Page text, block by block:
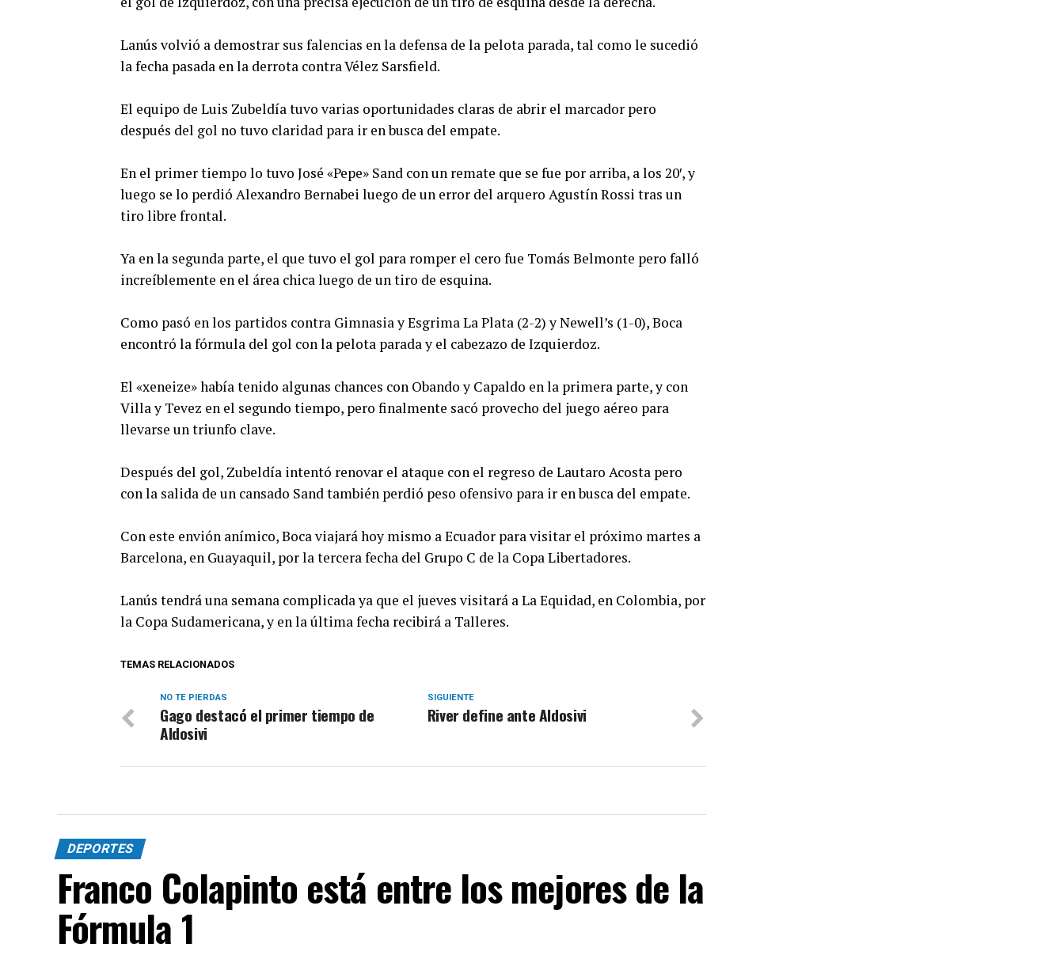
Lanús volvió a demostrar sus falencias en la defensa de la pelota parada, tal como le sucedió
la fecha pasada en la derrota contra Vélez Sarsfield.
El equipo de Luis Zubeldía tuvo varias oportunidades claras de abrir el marcador pero
después del gol no tuvo claridad para ir en busca del empate.
En el primer tiempo lo tuvo José «Pepe» Sand con un remate que se fue por arriba, a los 20′, y
luego se lo perdió Alexandro Bernabei luego de un error del arquero Agustín Rossi tras un
tiro libre frontal.
Ya en la segunda parte, el que tuvo el gol para romper el cero fue Tomás Belmonte pero falló
increíblemente en el área chica luego de un tiro de esquina.
Como pasó en los partidos contra Gimnasia y Esgrima La Plata (2-2) y Newell’s (1-0), Boca
encontró la fórmula del gol con la pelota parada y el cabezazo de Izquierdoz.
El «xeneize» había tenido algunas chances con Obando y Capaldo en la primera parte, y con
Villa y Tevez en el segundo tiempo, pero finalmente sacó provecho del juego aéreo para
llevarse un triunfo clave.
Después del gol, Zubeldía intentó renovar el ataque con el regreso de Lautaro Acosta pero
con la salida de un cansado Sand también perdió peso ofensivo para ir en busca del empate.
Con este envión anímico, Boca viajará hoy mismo a Ecuador para visitar el próximo martes a
Barcelona, en Guayaquil, por la tercera fecha del Grupo C de la Copa Libertadores.
Lanús tendrá una semana complicada ya que el jueves visitará a La Equidad, en Colombia, por
la Copa Sudamericana, y en la última fecha recibirá a Talleres.
TEMAS RELACIONADOS
SIGUIENTE
River define ante Aldosivi
NO TE PIERDAS
Gago destacó el primer tiempo de
Aldosivi
DEPORTES
Franco Colapinto está entre los mejores de la
Fórmula 1